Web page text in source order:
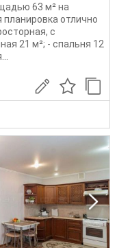
63 м² на
отлично
с
21 м²; - спальня 12